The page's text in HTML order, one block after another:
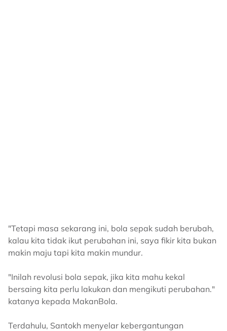
"Tetapi masa sekarang ini, bola sepak sudah berubah,
kalau kita tidak ikut perubahan ini, saya fikir kita bukan
makin maju tapi kita makin mundur.
"Inilah revolusi bola sepak, jika kita mahu kekal
bersaing kita perlu lakukan dan mengikuti perubahan."
katanya kepada MakanBola.
Terdahulu, Santokh menyelar kebergantungan